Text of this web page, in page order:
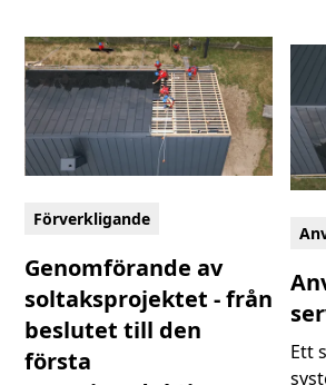
Förverkligande
Genomförande av
soltaksprojektet - från
beslutet till den
första
Ett